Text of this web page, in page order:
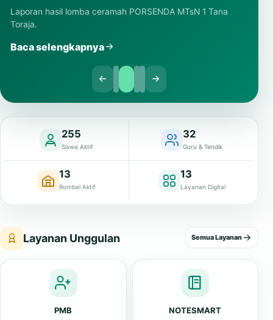
Laporan hasil lomba ceramah PORSENDA MTsN 1 Tana
Toraja.
Baca selengkapnya
255
Siswa Aktif
32
Guru & Tendik
13
Rombel Aktif
13
Layanan Digital
Layanan Unggulan Semua Layanan
PMB NOTESMART